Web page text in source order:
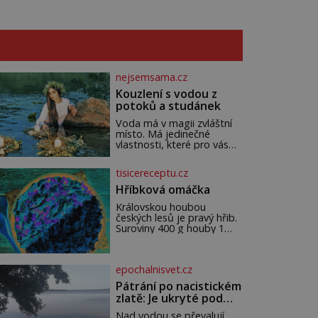
nejsemsama.cz
Kouzlení s vodou z
potoků a studánek
Voda má v magii zvláštní
místo. Má jedinečné
vlastnosti, které pro vás
a léčení. Voda z potoků a
studánek má moc přinést
do vašeho života pozitivní
změny a obnovit vaši
energii. Využitím těchto
přírodních zdrojů v magii
Je důležité
tisicereceptu.cz
Hříbková omáčka
Královskou houbou
českých lesů je pravý hřib.
Suroviny 400 g houby 1
bobkový list 5 kuliček
nového koření petrželka ne
epochalnisvet.cz
Pátrání po nacistickém
zlatě: Je ukryté pod
hladinou německého
Nad vodou se převalují